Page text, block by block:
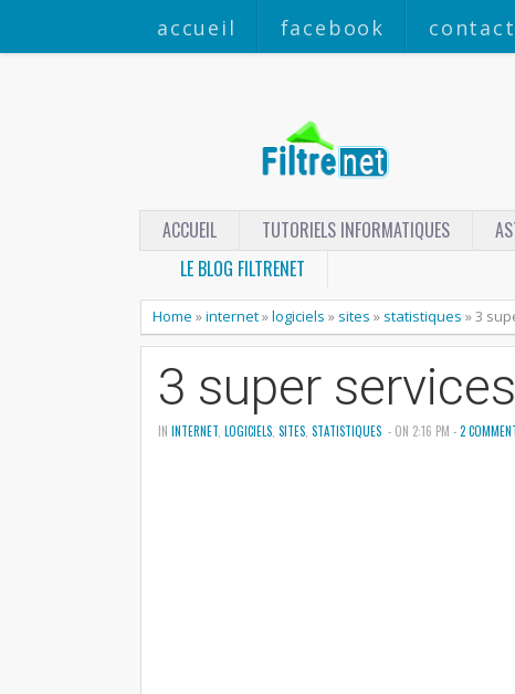
accueil facebook contact
ACCUEIL TUTORIELS INFORMATIQUES
LE BLOG FILTRENET
Home »internet»logiciels » sites » statistiques »3
3 super
IN INTERNET LOGICIELS SITES STATISTIQUES - ON 2:16 PM -2